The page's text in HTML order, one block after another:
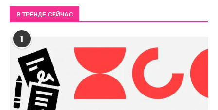
В ТРЕНДЕ СЕЙЧАС
1